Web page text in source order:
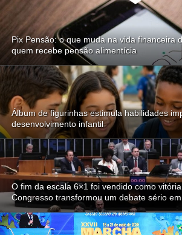
Pix Pensão: o que muda na vida financeira
quem recebe pensão alimentícia
Álbum de figurinhas estimula habilidades
desenvolvimento infantil
O fim da escala 6×1 foi vendido como
Congresso transformou um debate sério